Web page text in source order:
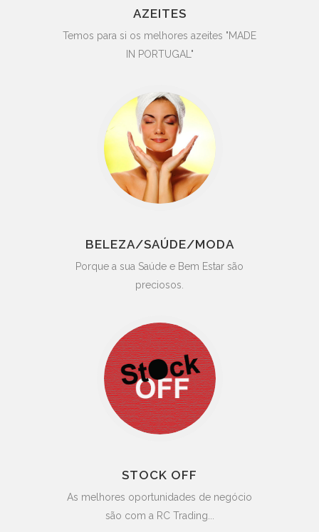
AZEITES
Temos para si os melhores azeites "MADE
IN PORTUGAL"
BELEZA/SAÚDE/MODA
Porque a sua Saúde e Bem Estar são
preciosos.
STOCK OFF
As melhores oportunidades de negócio
são com a RC Trading...